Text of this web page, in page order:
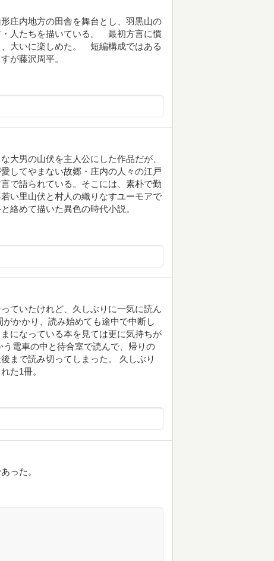
庄内地方の田舎を舞台とし、羽黒山の
人たちを描いている。 最初方言に慣
大いに楽しめた。 短編構成ではある
が藤沢周平。
大男の山伏を主人公にした作品だが、
してやまない故郷・庄内の人々の江戸
で語られている。そこには、素朴で勤
い里山伏と村人の織りなすユーモアで
絡めて描いた異色の時代小説。
ていたけれど、久しぶりに一気に読ん
かかり、読み始めても途中で中断し
になっている本を見ては更に気持ちが
電車の中と待合室で読んで、帰りの
まで読み切ってしまった。 久しぶり
た1冊。
った。